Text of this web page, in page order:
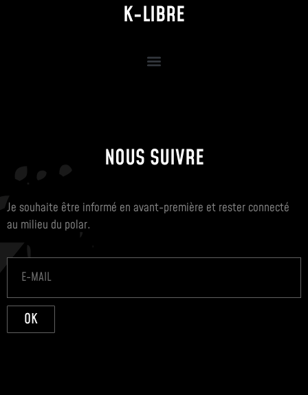
K-LIBRE
NOUS SUIVRE
Je souhaite être informé en avant-première et rester connecté
au milieu du polar.
OK